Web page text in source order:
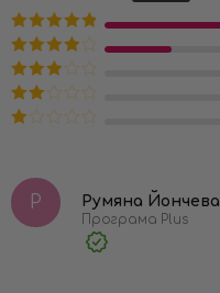
Оценено на
5
от 5
Оценено
на4 от 5
Оценено
на
3
от
5
Оценено
от
Р Румяна Йончева
Програма Plus